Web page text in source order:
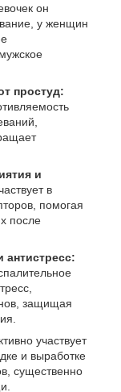
он
у женщин
простуд:
и
в
помогая
после
антистресс:
защищая
участвует
и выработке
существенно